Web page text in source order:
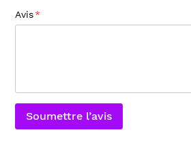
Avis
Soumettre l’avis